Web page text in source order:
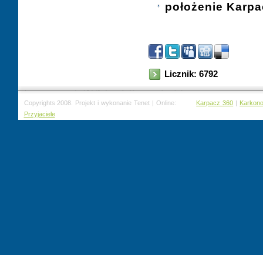
położenie
Licznik: 6792
Copyrights 2008. Projekt i wykonanie Tenet | Online: Karpacz 360 |
Przyjaciele